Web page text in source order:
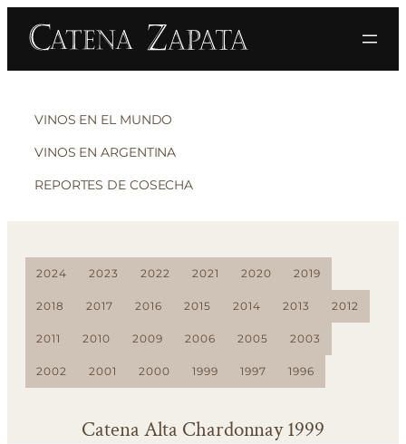
VINOS EN EL MUNDO
VINOS EN ARGENTINA
REPORTES DE COSECHA
2024 2023 2022 2021 2020 2019
2018 2017 2016 2015 2014 2013 2012
2011 2010 2009 2006 2005 2003
2002 2001 2000 1999 1997 1996
Catena Alta Chardonnay 1999